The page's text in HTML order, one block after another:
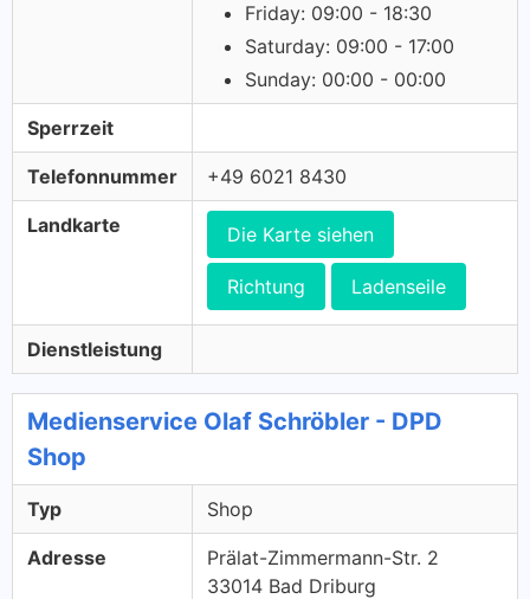
Friday: 09:00 - 18:30
Saturday: 09:00 - 17:00
Sunday: 00:00 - 00:00
Sperrzeit
Telefonnummer +49 6021 8430
Landkarte Die Karte siehen
Richtung Ladenseile
Dienstleistung
Medienservice Olaf Schröbler - DPD
Shop
Typ Shop
Adresse
Prälat-Zimmermann-Str. 2
33014 Bad Driburg